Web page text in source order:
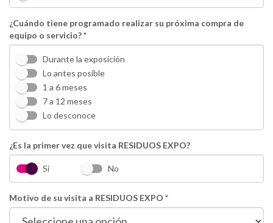
¿Cuándo tiene programado realizar su próxima compra de
equipo o servicio? *
Durante la exposición
Lo antes posible
1 a 6 meses
7 a 12 meses
Lo desconoce
¿Es la primer vez que visita RESIDUOS EXPO?
Sí No
Motivo de su visita a RESIDUOS EXPO *